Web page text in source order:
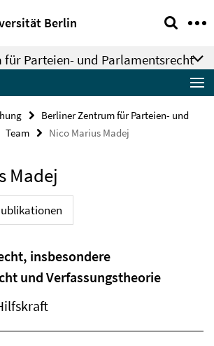
Berlin
für Parteien- und Parlamentsrecht
Berliner Zentrum für Parteien- und
Team Nico Marius Madej
Madej
insbesondere
und Verfassungstheorie